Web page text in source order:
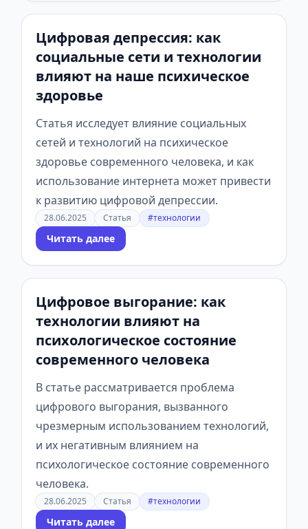
Цифровая депрессия: как
социальные сети и технологии
влияют на наше психическое
здоровье
Статья исследует влияние социальных
сетей и технологий на психическое
здоровье современного человека, и как
использование интернета может привести
к развитию цифровой депрессии.
28.06.2025 Статья #технологии
Читать далее
Цифровое выгорание: как
технологии влияют на
психологическое состояние
современного человека
В статье рассматривается проблема
цифрового выгорания, вызванного
чрезмерным использованием технологий,
и их негативным влиянием на
психологическое состояние современного
человека.
28.06.2025 Статья #технологии
Читать далее